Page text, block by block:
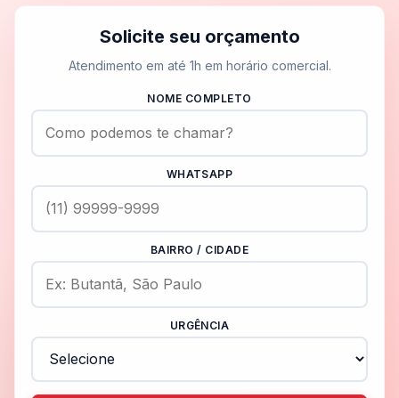
Solicite seu orçamento
Atendimento em até 1h em horário comercial.
NOME COMPLETO
WHATSAPP
BAIRRO / CIDADE
URGÊNCIA